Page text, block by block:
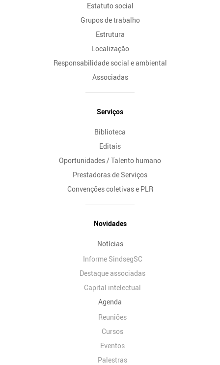
Estatuto social
Grupos de trabalho
Estrutura
Localização
Responsabilidade social e ambiental
Associadas
Serviços
Biblioteca
Editais
Oportunidades / Talento humano
Prestadoras de Serviços
Convenções coletivas e PLR
Novidades
Notícias
Informe SindsegSC
Destaque associadas
Capital intelectual
Agenda
Reuniões
Cursos
Eventos
Palestras